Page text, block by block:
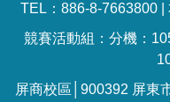
TEL：886-8-7663800 |
競賽活動組：分機：
屏商校區│900392 屏東